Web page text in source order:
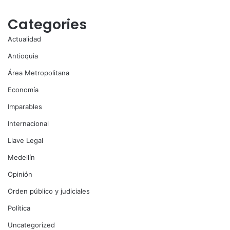
Categories
Actualidad
Antioquia
Área Metropolitana
Economía
Imparables
Internacional
Llave Legal
Medellín
Opinión
Orden público y judiciales
Política
Uncategorized